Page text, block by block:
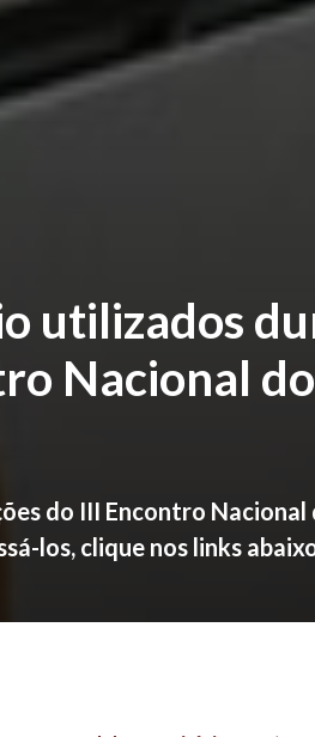
utilizados
Nacional
do III Encontro Nacional
los, clique nos links